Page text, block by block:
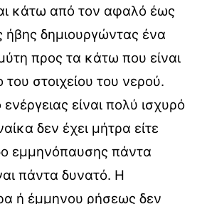
κάτω από τον αφαλό έως
ήβης δημιουργώντας ένα
προς τα κάτω που είναι
στοιχείου του νερού.
είναι πολύ ισχυρό
δεν έχει μήτρα είτε
εμμηνόπαυσης πάντα
πάντα δυνατό. Η
ή έμμηνου ρήσεως δεν